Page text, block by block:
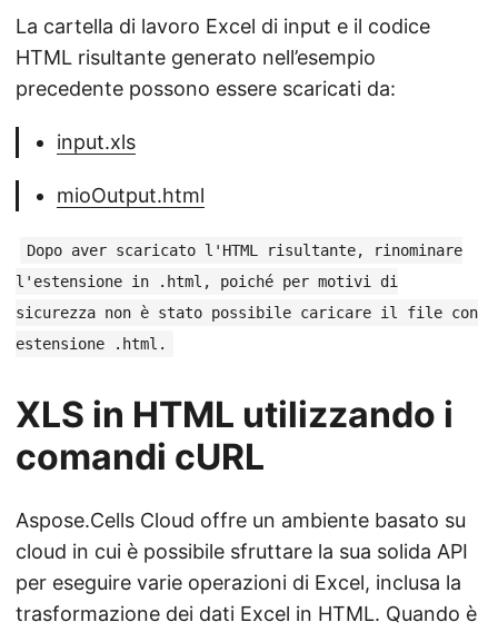
La cartella di lavoro Excel di input e il codice
HTML risultante generato nell’esempio
precedente possono essere scaricati da:
input.xls
mioOutput.html
Dopo aver scaricato l'HTML risultante, rinominare
l'estensione in .html, poiché per motivi di
sicurezza non è stato possibile caricare il file con
estensione .html.
XLS in HTML utilizzando i
comandi cURL
Aspose.Cells Cloud offre un ambiente basato su
cloud in cui è possibile sfruttare la sua solida API
per eseguire varie operazioni di Excel, inclusa la
trasformazione dei dati Excel in HTML. Quando è